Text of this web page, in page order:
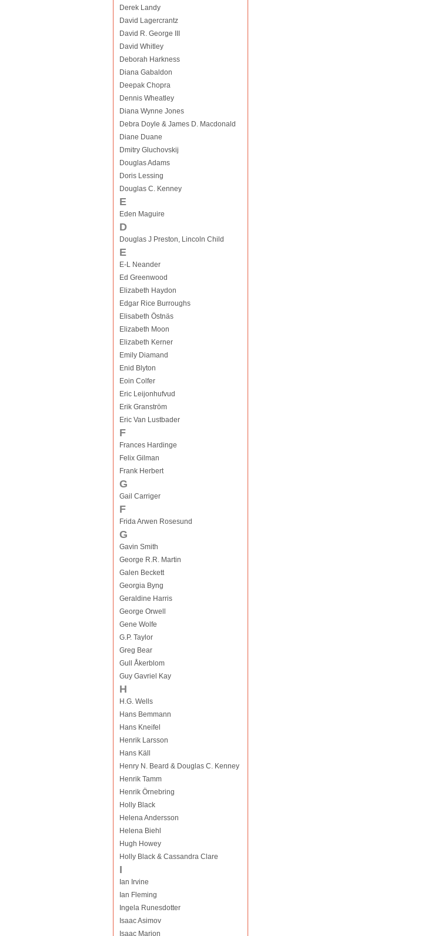
Derek Landy
David Lagercrantz
David R. George III
David Whitley
Deborah Harkness
Diana Gabaldon
Deepak Chopra
Dennis Wheatley
Diana Wynne Jones
Debra Doyle & James D. Macdonald
Diane Duane
Dmitry Gluchovskij
Douglas Adams
Doris Lessing
Douglas C. Kenney
E
Eden Maguire
D
Douglas J Preston, Lincoln Child
E
E-L Neander
Ed Greenwood
Elizabeth Haydon
Edgar Rice Burroughs
Elisabeth Östnäs
Elizabeth Moon
Elizabeth Kerner
Emily Diamand
Enid Blyton
Eoin Colfer
Eric Leijonhufvud
Erik Granström
Eric Van Lustbader
F
Frances Hardinge
Felix Gilman
Frank Herbert
G
Gail Carriger
F
Frida Arwen Rosesund
G
Gavin Smith
George R.R. Martin
Galen Beckett
Georgia Byng
Geraldine Harris
George Orwell
Gene Wolfe
G.P. Taylor
Greg Bear
Gull Åkerblom
Guy Gavriel Kay
H
H.G. Wells
Hans Bemmann
Hans Kneifel
Henrik Larsson
Hans Käll
Henry N. Beard & Douglas C. Kenney
Henrik Tamm
Henrik Örnebring
Holly Black
Helena Andersson
Helena Biehl
Hugh Howey
Holly Black & Cassandra Clare
I
Ian Irvine
Ian Fleming
Ingela Runesdotter
Isaac Asimov
Isaac Marion